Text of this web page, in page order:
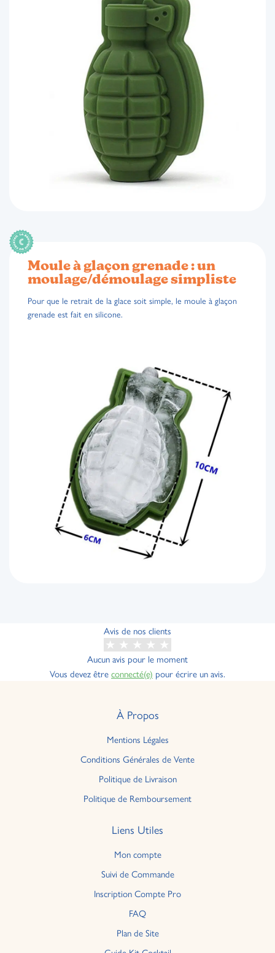
Moule à glaçon grenade : un
moulage/démoulage simpliste
Pour que le retrait de la glace soit simple, le moule à glaçon
grenade est fait en silicone.
Avis de nos clients
Aucun avis pour le moment
Vous devez êtreconnecté(e) pour écrire un avis.
À Propos
Mentions Légales
Conditions Générales de Vente
Politique de Livraison
Politique de Remboursement
Liens Utiles
Mon compte
Suivi de Commande
Inscription Compte Pro
FAQ
Plan de Site